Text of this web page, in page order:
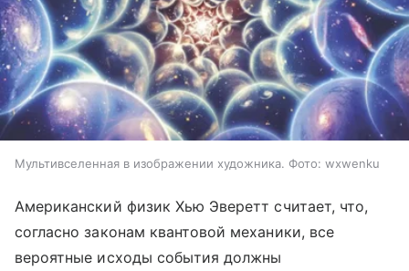
Мультивселенная в изображении художника. Фото: wxwenku
Американский физик Хью Эверетт считает, что,
согласно законам квантовой механики, все
вероятные исходы события должны